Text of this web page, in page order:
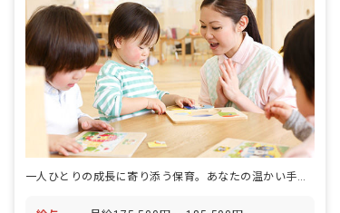
一人ひとりの成長に寄り添う保育。あなたの温かい手が、未来を育む場所。